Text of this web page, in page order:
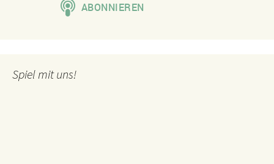
Spiel mit uns!